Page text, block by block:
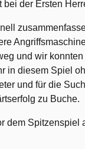
der Ersten
und wir
in diesem Spiel
und für die
zu Buche.
dem Spitzenspiel